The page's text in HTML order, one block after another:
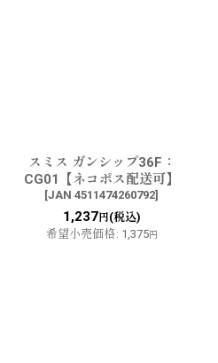
スミス ガンシップ36F：
CG01【ネコポス配送可】
[JAN 4511474260792]
1,237円(税込)
希望小売価格: 1,375円